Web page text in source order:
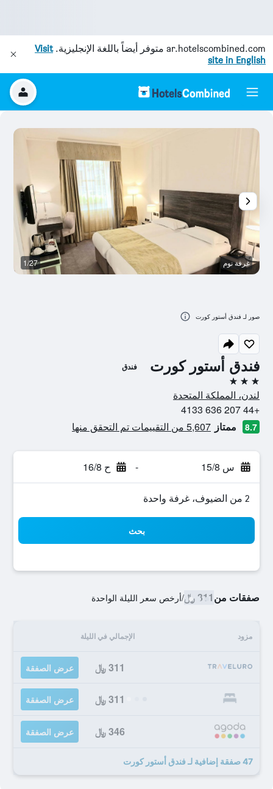
ar.hotelscombined.com متوفر أيضاً باللغة الإنجليزية.Visit
site in English
فندق أستور كورت فندق
3 نجوم
لندن، المملكة المتحدة
+44 207 636 4133
8.7 ممتاز 5,607 من التقييمات تم التحقق منها
س 15/8 - ح 16/8
2 من الضيوف، غرفة واحدة
بحث
صفقات من311 ﷼ /أرخص سعر الليلة الواحدة
مزود الإجمالي في الليلة
311 ﷼ عرض الصفقة
311 ﷼ عرض الصفقة
346 ﷼ عرض الصفقة
47 صفقة إضافية لـ فندق أستور كورت
غرفة نوم 1/27
صور لـ فندق أستور كورت